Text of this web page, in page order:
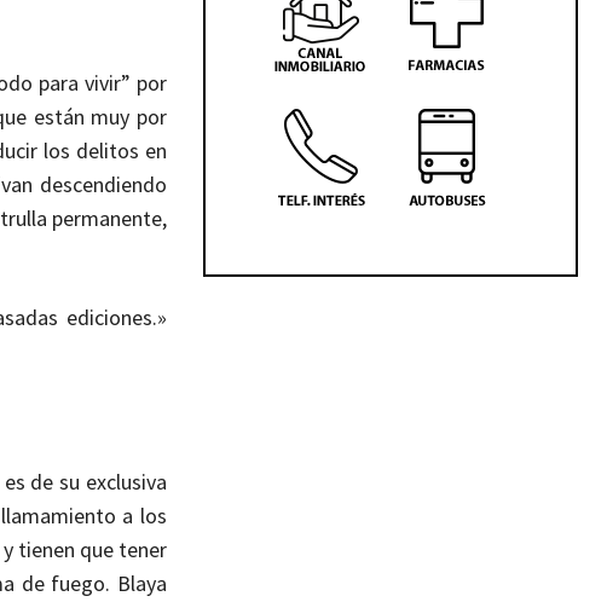
para vivir” por
están muy por
los delitos en
descendiendo
permanente,
ediciones.»
de su exclusiva
a los
tienen que tener
de fuego. Blaya